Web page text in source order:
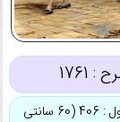
:
1761
تعداد لای در طول : 406 (60 سانتی